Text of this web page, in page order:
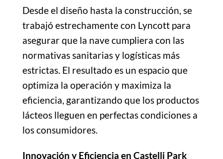
Desde el diseño hasta la construcción, se
trabajó estrechamente con Lyncott para
asegurar que la nave cumpliera con las
normativas sanitarias y logísticas más
estrictas. El resultado es un espacio que
optimiza la operación y maximiza la
eficiencia, garantizando que los productos
lácteos lleguen en perfectas condiciones a
los consumidores.
Innovación y Eficiencia en Castelli Park